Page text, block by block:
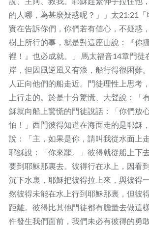
的人哪，為甚麼疑惑呢？」」太21:21
實在告訴你們，你們若有信心，不疑惑
樹上所行的事，就是對這座山說：『你
裡！』也必成就。」 馬太福音14章門徒
岸，但因風逆風又有浪，船行得很困難
人正向他們的船走近。門徒理性上思考
上行走的。於是十分驚慌、大聲說：「
穌就向船上驚慌的門徒說話：「你們放
怕！」西門彼得知道在海面走的是耶穌
說：「主，如果是你，請叫我從水面上
耶穌說：「你來罷。」彼得就從船上下
要到耶穌那裏去。彼得行在水上，因看
沉下水裏，耶穌把彼得拉上來，與彼得
然彼得未能在水上行到耶穌那裏，但彼
距離。彼得比其他門徒都有膽量去做這
件發生我們面前，我們未必有彼得的勇